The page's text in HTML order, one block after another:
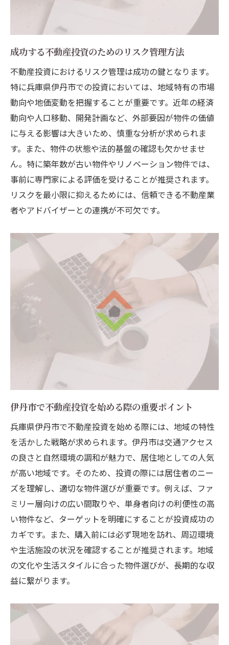
成功する不動産投資のためのリスク管理方法
不動産投資におけるリスク管理は成功の鍵となります。
特に兵庫県伊丹市での投資においては、地域特有の市場
動向や地価変動を把握することが重要です。近年の経済
動向や人口移動、開発計画など、外部要因が物件の価値
に与える影響は大きいため、慎重な分析が求められま
す。また、物件の状態や法的基盤の確認も欠かせませ
ん。特に築年数が古い物件やリノベーション物件では、
事前に専門家による評価を受けることが推奨されます。
リスクを最小限に抑えるためには、信頼できる不動産業
者やアドバイザーとの連携が不可欠です。
伊丹市で不動産投資を始める際の重要ポイント
兵庫県伊丹市で不動産投資を始める際には、地域の特性
を活かした戦略が求められます。伊丹市は交通アクセス
の良さと自然環境の調和が魅力で、居住地としての人気
が高い地域です。そのため、投資の際には居住者のニー
ズを理解し、適切な物件選びが重要です。例えば、ファ
ミリー層向けの広い間取りや、単身者向けの利便性の高
い物件など、ターゲットを明確にすることが投資成功の
カギです。また、購入前には必ず現地を訪れ、周辺環境
や生活施設の状況を確認することが推奨されます。地域
の文化や生活スタイルに合った物件選びが、長期的な収
益に繋がります。